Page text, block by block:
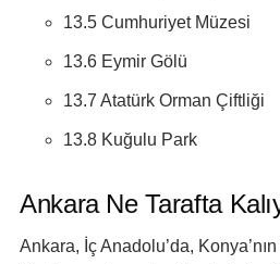
13.5 Cumhuriyet Müzesi
13.6 Eymir Gölü
13.7 Atatürk Orman Çiftliği
13.8 Kuğulu Park
Ankara Ne Tarafta
Ankara, İç Anadolu’da,